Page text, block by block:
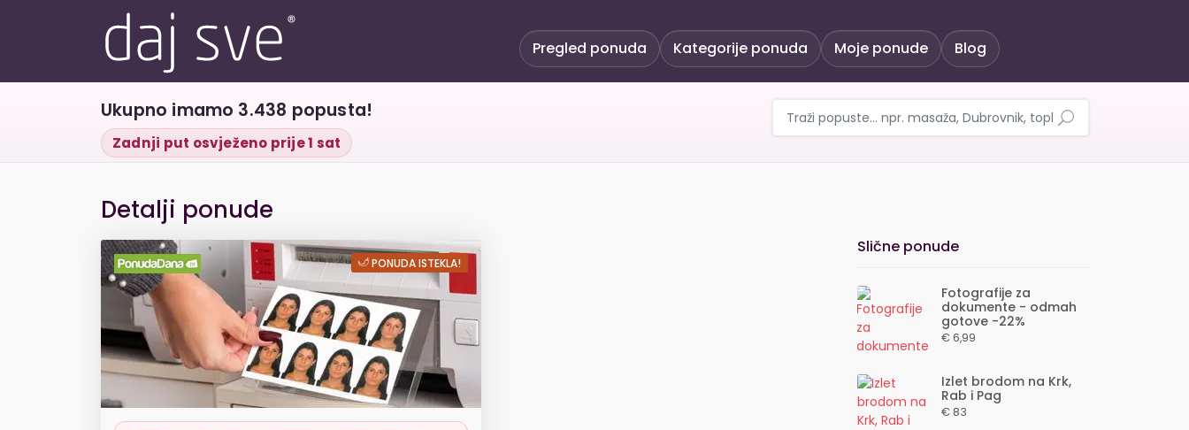
Pregled ponuda Kategorije ponuda Moje ponude Blog
Ukupno imamo 3.438 popusta!
Zadnji put osvježeno prije 1 sat
Detalji ponude
6 fotografija za dokumente - bez potrebne najave, odmah
PONUDA ISTEKLA!
Slične ponude
Fotografije za
dokumente - odmah
gotove -22%
€ 6,99
Izlet brodom na Krk,
Rab i Pag
€ 83